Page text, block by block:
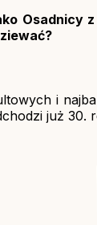
Osadnicy
i
już